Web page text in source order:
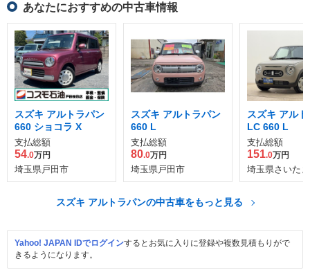
あなたにおすすめの中古車情報
スズキ アルトラパン
660 ショコラ X
支払総額
54.0万円
埼玉県戸田市
スズキ アルトラパン
660 L
支払総額
80.0万円
埼玉県戸田市
スズキ アル
LC 660 L
支払総額
151.0万円
埼玉県さいた
スズキ アルトラパンの中古車をもっと見る
Yahoo! JAPAN IDでログインするとお気に入りに登録や複数見積もりがで
きるようになります。